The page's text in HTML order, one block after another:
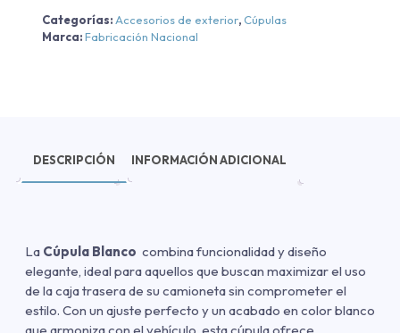
Categorías:Accesorios de exterior,Cúpulas
Marca:Fabricación Nacional
DESCRIPCIÓN INFORMACIÓN ADICIONAL
La Cúpula Blanco combina funcionalidad y diseño
elegante, ideal para aquellos que buscan maximizar el uso
de la caja trasera de su camioneta sin comprometer el
estilo. Con un ajuste perfecto y un acabado en color blanco